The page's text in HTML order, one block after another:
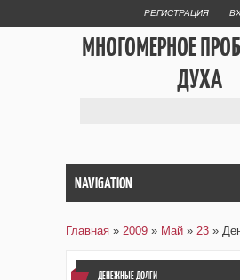
РЕГИСТРАЦИЯ
МНОГОМЕРНОЕ
ДУХА
NAVIGATION
Главная » 2009 » Май » 23 »
ДЕНЕЖНЫЕ ДОЛГИ